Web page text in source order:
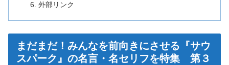
外部リンク
まだまだ！みんなを前向きにさせる『サウ
スパーク』の名言・名セリフを特集 第３